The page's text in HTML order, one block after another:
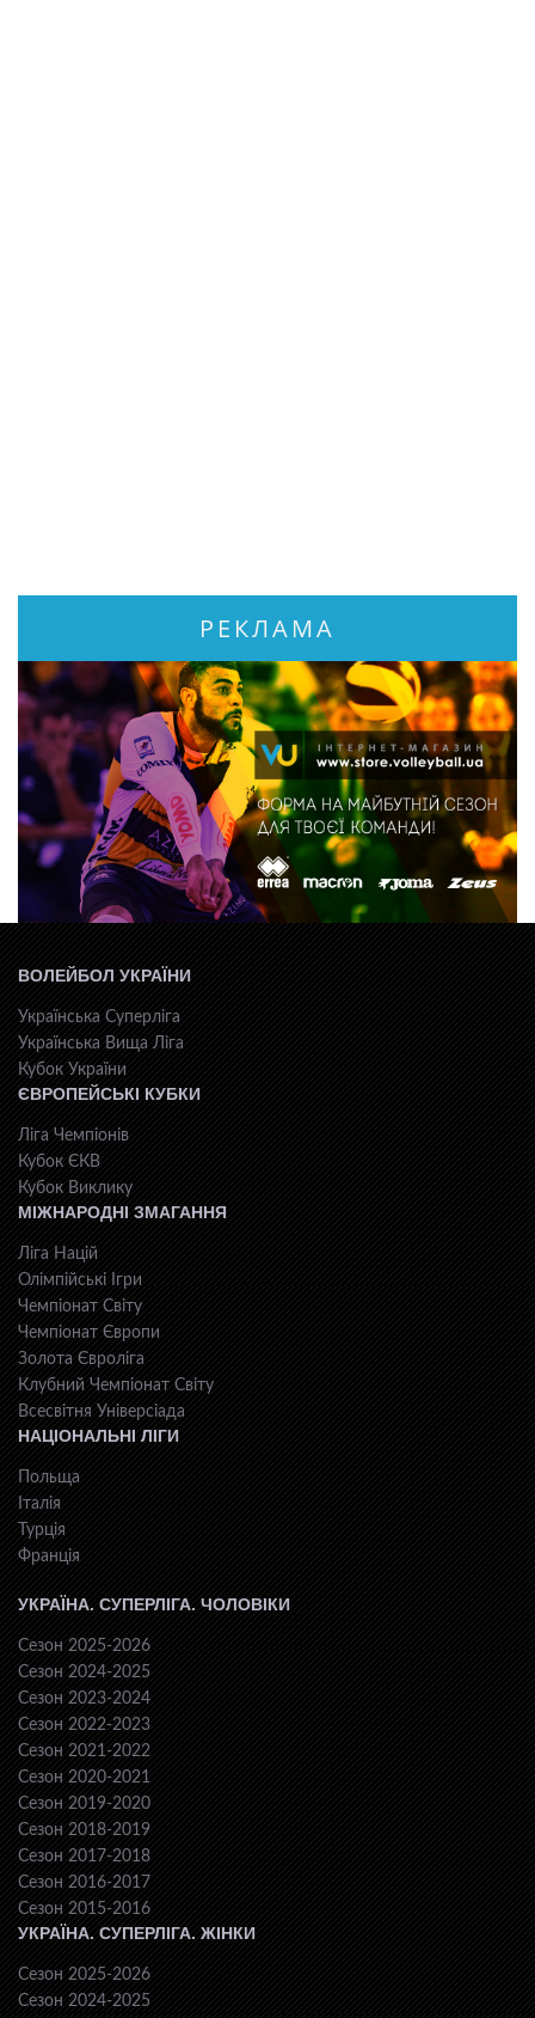
РЕКЛАМА
ВОЛЕЙБОЛ УКРАЇНИ
Українська Суперліга
Українська Вища Ліга
Кубок України
ЄВРОПЕЙСЬКІ КУБКИ
Ліга Чемпіонів
Кубок ЄКВ
Кубок Виклику
МІЖНАРОДНІ ЗМАГАННЯ
Ліга Націй
Олімпійські Ігри
Чемпіонат Світу
Чемпіонат Європи
Золота Євроліга
Клубний Чемпіонат Світу
Всесвiтня Унiверсiaда
НАЦІОНАЛЬНІ ЛІГИ
Польща
Італія
Турція
Франція
УКРАЇНА. СУПЕРЛІГА. ЧОЛОВІКИ
Сезон 2025-2026
Сезон 2024-2025
Сезон 2023-2024
Сезон 2022-2023
Сезон 2021-2022
Сезон 2020-2021
Сезон 2019-2020
Сезон 2018-2019
Сезон 2017-2018
Сезон 2016-2017
Сезон 2015-2016
УКРАЇНА. СУПЕРЛІГА. ЖІНКИ
Сезон 2025-2026
Сезон 2024-2025